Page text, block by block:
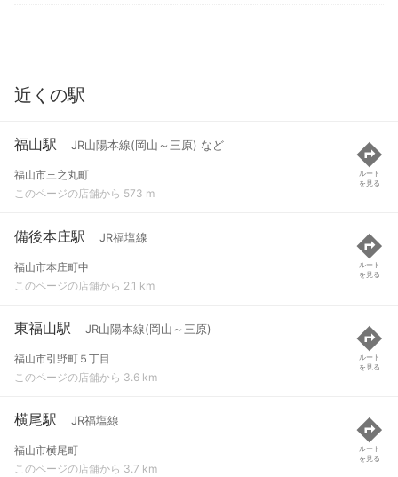
近くの駅
福山駅 JR山陽本線(岡山～三原) など
福山市三之丸町
このページの店舗から 573 m
ルート
を見る
備後本庄駅 JR福塩線
福山市本庄町中
このページの店舗から 2.1 km
ルート
を見る
東福山駅 JR山陽本線(岡山～三原)
福山市引野町５丁目
このページの店舗から 3.6 km
ルート
を見る
横尾駅 JR福塩線
福山市横尾町
このページの店舗から 3.7 km
ルート
を見る